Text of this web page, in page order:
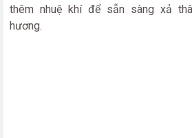
thêm nhuệ khí để sẵn sàng xả
hương.